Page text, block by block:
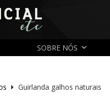
SOBRE NÓS
Guirlanda galhos naturais